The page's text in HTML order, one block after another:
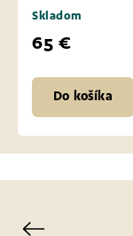
Skladom
65 €
Do košíka
Previous